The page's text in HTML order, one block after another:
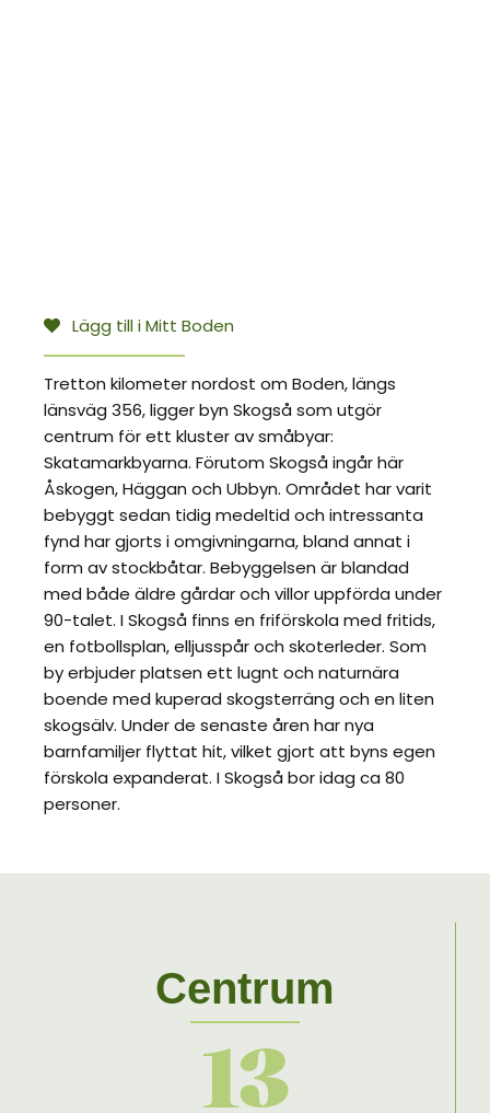
Lägg till i Mitt Boden
Tretton kilometer nordost om Boden, längs
länsväg 356, ligger byn Skogså som utgör
centrum för ett kluster av småbyar:
Skatamarkbyarna. Förutom Skogså ingår här
Åskogen, Häggan och Ubbyn. Området har varit
bebyggt sedan tidig medeltid och intressanta
fynd har gjorts i omgivningarna, bland annat i
form av stockbåtar. Bebyggelsen är blandad
med både äldre gårdar och villor uppförda under
90-talet. I Skogså finns en friförskola med fritids,
en fotbollsplan, elljusspår och skoterleder. Som
by erbjuder platsen ett lugnt och naturnära
boende med kuperad skogsterräng och en liten
skogsälv. Under de senaste åren har nya
barnfamiljer flyttat hit, vilket gjort att byns egen
förskola expanderat. I Skogså bor idag ca 80
personer.
Centrum
13